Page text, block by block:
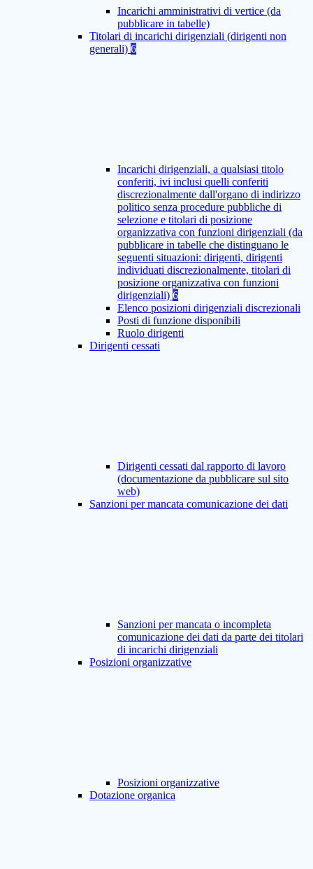
Incarichi amministrativi di vertice (da
pubblicare in tabelle)
Titolari di incarichi dirigenziali (dirigenti non
generali) 6
Incarichi dirigenziali, a qualsiasi titolo
conferiti, ivi inclusi quelli conferiti
discrezionalmente dall'organo di indirizzo
politico senza procedure pubbliche di
selezione e titolari di posizione
organizzativa con funzioni dirigenziali (da
pubblicare in tabelle che distinguano le
seguenti situazioni: dirigenti, dirigenti
individuati discrezionalmente, titolari di
posizione organizzativa con funzioni
dirigenziali) 6
Elenco posizioni dirigenziali discrezionali
Posti di funzione disponibili
Ruolo dirigenti
Dirigenti cessati
Dirigenti cessati dal rapporto di lavoro
(documentazione da pubblicare sul sito
web)
Sanzioni per mancata comunicazione dei dati
Sanzioni per mancata o incompleta
comunicazione dei dati da parte dei titolari
di incarichi dirigenziali
Posizioni organizzative
Posizioni organizzative
Dotazione organica